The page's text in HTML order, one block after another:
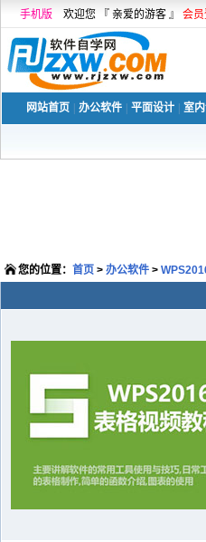
手机版 欢迎您 『 亲爱的游客 』 会
网站首页 办公软件 平面设计 室
您的位置： 首页 > 办公软件 >